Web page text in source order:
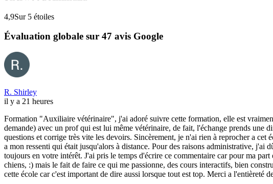
4,9Sur 5 étoiles
Évaluation globale sur 47 avis Google
R. Shirley
il y a 21 heures
Formation "Auxiliaire vétérinaire", j'ai adoré suivre cette formation, elle est
demande) avec un prof qui est lui même vétérinaire, de fait, l'échange prends une
questions et corrige très vite les devoirs. Sincèrement, je n'ai rien à reprocher a
a mon ressenti qui était jusqu'alors à distance. Pour des raisons administrative, j'ai
toujours en votre intérêt. J'ai pris le temps d'écrire ce commentaire car pour ma
chiens, :) mais le fait de faire ce qui me passionne, des cours interactifs, bien
cette école car c'est important de dire aussi lorsque tout est top. Merci a l'entièreté